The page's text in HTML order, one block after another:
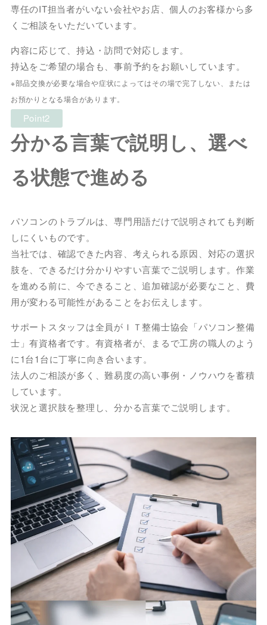
専任のIT担当者がいない会社やお店、個人のお客様から多
くご相談をいただいています。
内容に応じて、持込・訪問で対応します。
持込をご希望の場合も、事前予約をお願いしています。
※部品交換が必要な場合や症状によってはその場で完了しない、または
お預かりとなる場合があります。
Point2
分かる言葉で説明し、選べ
る状態で進める
パソコンのトラブルは、専門用語だけで説明されても判断
しにくいものです。
当社では、確認できた内容、考えられる原因、対応の選択
肢を、できるだけ分かりやすい言葉でご説明します。作業
を進める前に、今できること、追加確認が必要なこと、費
用が変わる可能性があることをお伝えします。
サポートスタッフは全員がＩＴ整備士協会「パソコン整備
士」有資格者です。有資格者が、まるで工房の職人のよう
に1台1台に丁寧に向き合います。
法人のご相談が多く、難易度の高い事例・ノウハウを蓄積
しています。
状況と選択肢を整理し、分かる言葉でご説明します。